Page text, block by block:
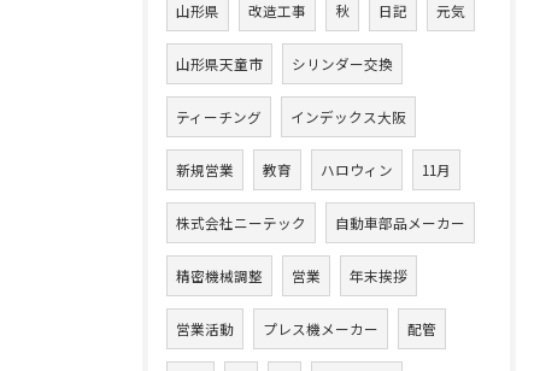
山形県 改造工事 秋 日記 元気
山形県天童市 シリンダー交換
ティーチング インデックス大阪
新規営業 教育 ハロウィン 11月
株式会社ニーテック 自動車部品メーカー
精密機械調整 営業 年末挨拶
営業活動 プレス機メーカー 配管